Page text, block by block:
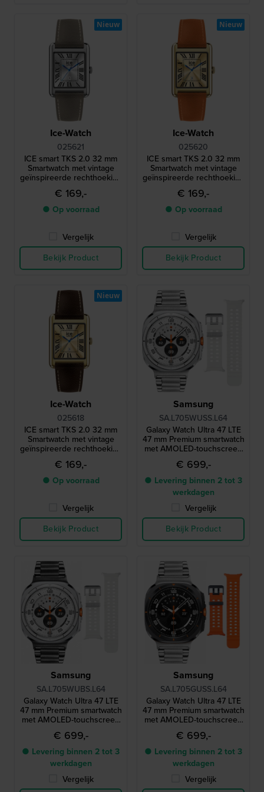
Ice-Watch
025621
ICE smart TKS 2.0 32 mm
Smartwatch met vintage
geïnspireerde rechthoekige
kast en 1,41" Amoled
touchscreen
€ 169,-
● Op voorraad
Vergelijk
Bekijk Product
Nieuw
Ice-Watch
025620
ICE smart TKS 2.0 32 mm
Smartwatch met vintage
geïnspireerde rechthoekige
kast en 1,41" Amoled
touchscreen
€ 169,-
● Op voorraad
Vergelijk
Bekijk Product
Nieuw
Ice-Watch
025618
ICE smart TKS 2.0 32 mm
Smartwatch met vintage
geïnspireerde rechthoekige
kast en 1,41" Amoled
touchscreen
€ 169,-
● Op voorraad
Vergelijk
Bekijk Product
Nieuw
Samsung
SA.L705WUSS.L64
Galaxy Watch Ultra 47 LTE
47 mm Premium smartwatch
met AMOLED-touchscreen
en extra bandje
€ 699,-
● Levering binnen 2 tot 3
werkdagen
Vergelijk
Bekijk Product
Samsung
SA.L705WUBS.L64
Galaxy Watch Ultra 47 LTE
47 mm Premium smartwatch
met AMOLED-touchscreen
en extra bandje
€ 699,-
● Levering binnen 2 tot 3
werkdagen
Vergelijk
Samsung
SA.L705GUSS.L64
Galaxy Watch Ultra 47 LTE
47 mm Premium smartwatch
met AMOLED-touchscreen
en extra bandje
€ 699,-
● Levering binnen 2 tot 3
werkdagen
Vergelijk